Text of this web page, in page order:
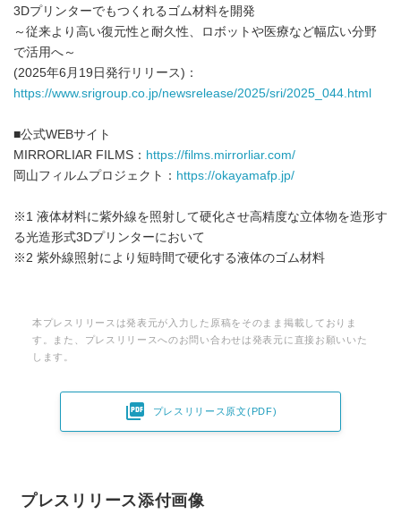
3Dプリンターでもつくれるゴム材料を開発
～従来より高い復元性と耐久性、ロボットや医療など幅広い分野
で活用へ～
(2025年6月19日発行リリース)：
https://www.srigroup.co.jp/newsrelease/2025/sri/2025_044.html
■公式WEBサイト
MIRRORLIAR FILMS： https://films.mirrorliar.com/
岡山フィルムプロジェクト： https://okayamafp.jp/
※1 液体材料に紫外線を照射して硬化させ高精度な立体物を造形す
る光造形式3Dプリンターにおいて
※2 紫外線照射により短時間で硬化する液体のゴム材料
本プレスリリースは発表元が入力した原稿をそのまま掲載しておりま
す。また、プレスリリースへのお問い合わせは発表元に直接お願いいた
します。
 プレスリリース原文(PDF)
プレスリリース添付画像